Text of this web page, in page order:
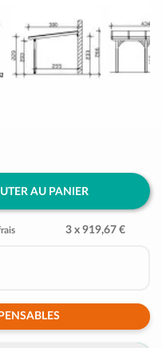
AU PANIER
3 x 919,67 €